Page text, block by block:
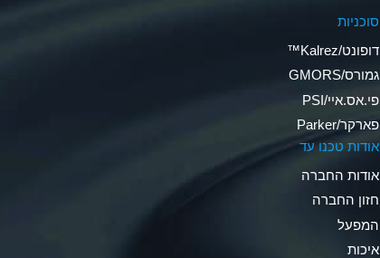
סוכניות
דופונט/Kalrez™
גמורס/GMORS
פי.אס.איי/PSI
פארקר/Parker
אודות טכנו עד
אודות החברה
חזון החברה
המפעל
איכות